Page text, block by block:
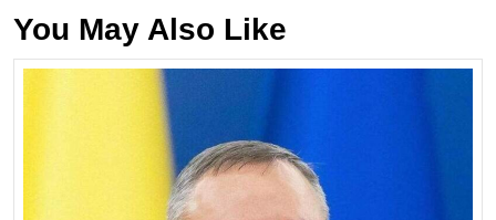
You May Also Like